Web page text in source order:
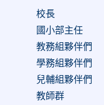
校長
國小部主任
教務組夥伴們
學務組夥伴們
兒輔組夥伴們
教師群